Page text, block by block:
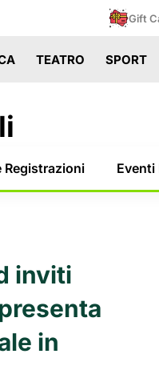
Gift
TEATRO SPORT
Registrazioni
inviti
in